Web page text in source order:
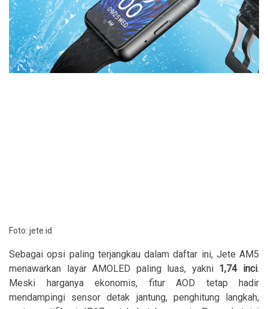
Foto: jete.id
Sebagai opsi paling terjangkau dalam daftar ini, Jete AM5
menawarkan layar AMOLED paling luas, yakni 1,74 inci.
Meski harganya ekonomis, fitur AOD tetap hadir
mendampingi sensor detak jantung, penghitung langkah,